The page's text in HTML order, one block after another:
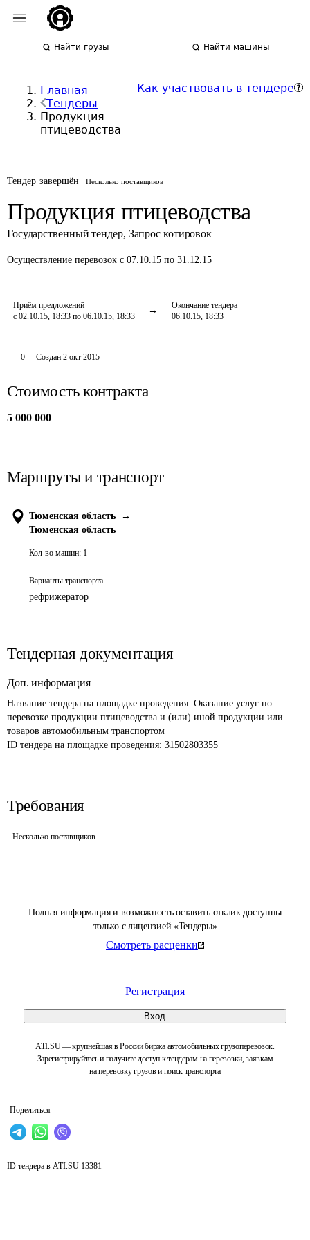
Найти грузы Найти машины
Главная
Тендеры
Продукция
птицеводства
Как участвовать в тендере
Тендер завершён Несколько поставщиков
Продукция птицеводства
Государственный тендер, Запрос котировок
Осуществление перевозок с 07.10.15 по 31.12.15
Приём предложений
с 02.10.15, 18:33 по 06.10.15, 18:33
Окончание тендера
06.10.15, 18:33
Полная информация и возможность оставить отклик доступны
только с лицензией «Тендеры»
Смотреть расценки
Регистрация
Вход
ATI.SU — крупнейшая в России биржа автомобильных грузоперевозок.
Зарегистрируйтесь и получите доступ к тендерам на перевозки, заявкам
на перевозку грузов и поиск транспорта
Поделиться
0 Создан 2 окт 2015
Стоимость контракта
5 000 000
Маршруты и транспорт
Тюменская область
→
Тюменская область
Кол-во машин: 1
Варианты транспорта
рефрижератор
Тендерная документация
Доп. информация
Название тендера на площадке проведения: Оказание услуг по
перевозке продукции птицеводства и (или) иной продукции или
товаров автомобильным транспортом
ID тендера на площадке проведения: 31502803355
Требования
Несколько поставщиков
ID тендера в ATI.SU 13381